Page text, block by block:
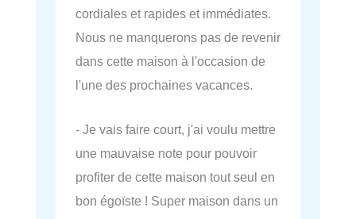
cordiales et rapides et immédiates.
Nous ne manquerons pas de revenir
dans cette maison à l'occasion de
l'une des prochaines vacances.
- Je vais faire court, j'ai voulu mettre
une mauvaise note pour pouvoir
profiter de cette maison tout seul en
bon égoïste ! Super maison dans un